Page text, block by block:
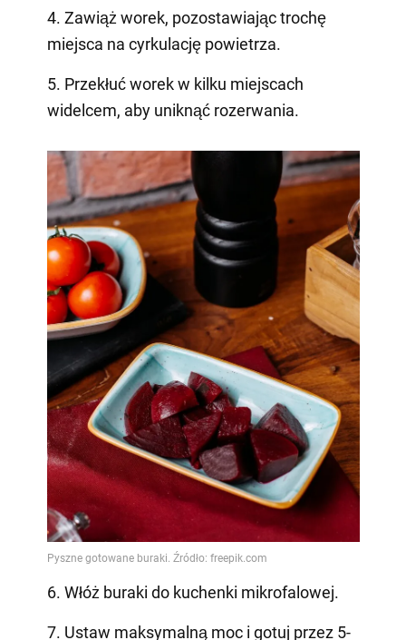
4. Zawiąż worek, pozostawiając trochę
miejsca na cyrkulację powietrza.
5. Przekłuć worek w kilku miejscach
widelcem, aby uniknąć rozerwania.
6. Włóż buraki do kuchenki mikrofalowej.
7. Ustaw maksymalną moc i gotuj przez 5-